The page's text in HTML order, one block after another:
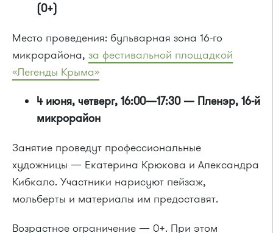
(0+)
Место проведения: бульварная зона 16-го
микрорайона, за фестивальной площадкой
«Легенды Крыма»
4 июня, четверг, 16:00—17:30 — Пленэр, 16-й
микрорайон
Занятие проведут профессиональные
художницы — Екатерина Крюкова и Александра
Кибкало. Участники нарисуют пейзаж,
мольберты и материалы им предоставят.
Возрастное ограничение — 0+. При этом